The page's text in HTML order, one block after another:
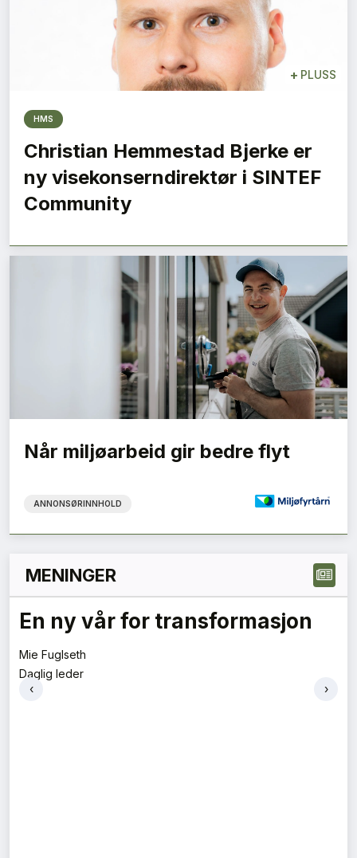
+ PLUSS
HMS
Christian Hemmestad Bjerke er
ny visekonserndirektør i SINTEF
Community
Når miljøarbeid gir bedre flyt
ANNONSØRINNHOLD
MENINGER
En ny vår for transformasjon
Mie Fuglseth
Daglig leder
‹
›